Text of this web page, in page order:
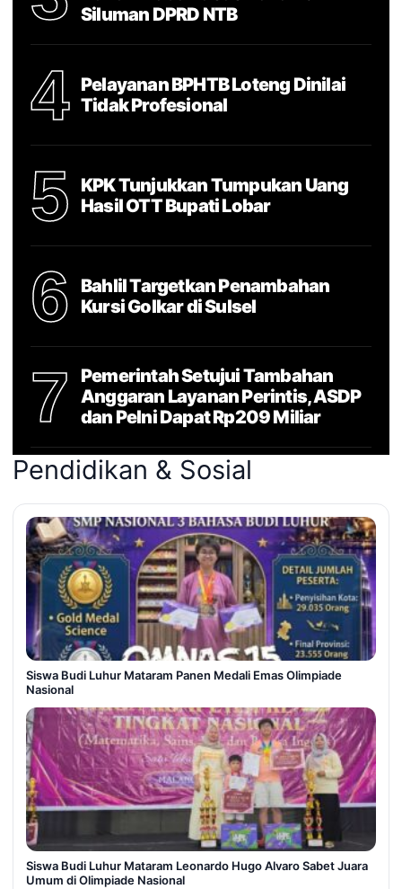
Siluman DPRD NTB
4
Pelayanan BPHTB Loteng Dinilai
Tidak Profesional
5
KPK Tunjukkan Tumpukan Uang
Hasil OTT Bupati Lobar
6
Bahlil Targetkan Penambahan
Kursi Golkar di Sulsel
7
Pemerintah Setujui Tambahan
Anggaran Layanan Perintis, ASDP
dan Pelni Dapat Rp209 Miliar
Pendidikan & Sosial
Siswa Budi Luhur Mataram Panen Medali Emas Olimpiade
Nasional
Siswa Budi Luhur Mataram Leonardo Hugo Alvaro Sabet Juara
Umum di Olimpiade Nasional